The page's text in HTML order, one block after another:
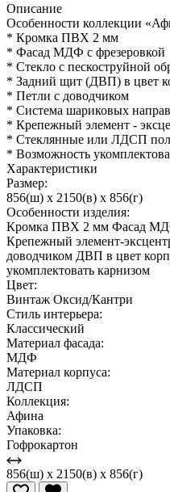
Описание
Особенности коллекции
* Кромка ПВХ 2 мм
* Фасад МДФ с фрезеровкой
* Стекло с пескоструйной
* Задний щит (ДВП) в цвет
* Петли с доводчиком
* Система шариковых
* Крепежный элемент -
* Стеклянные или ЛДСП
* Возможность
Характеристики
Размер:
856(ш) x 2150(в) x 856(г)
Особенности изделия:
Кромка ПВХ 2 мм Фасад
Крепежный элемент-
доводчиком ДВП в цвет
укомплектовать карнизом
Цвет:
Винтаж Оксид/Кантри
Стиль интерьера:
Классический
Материал фасада:
МДФ
Материал корпуса:
ЛДСП
Коллекция:
Афина
Упаковка:
Гофрокартон
856(ш) x 2150(в) x 856(г)